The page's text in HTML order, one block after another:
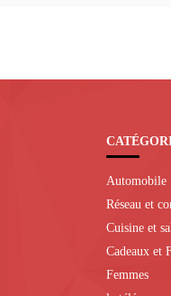
Automobile
Réseau et
Cuisine et
Cadeaux et
Femmes